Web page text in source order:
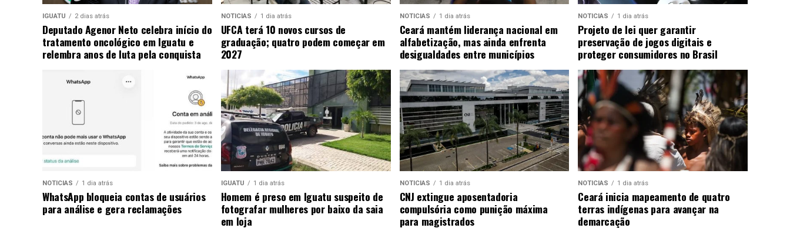
IGUATU 2 dias atrás
Deputado Agenor Neto celebra início do
tratamento oncológico em Iguatu e
relembra anos de luta pela conquista
NOTICIAS 1 dia atrás
UFCA terá 10 novos cursos de
graduação; quatro podem começar em
2027
NOTICIAS 1 dia atrás
Ceará mantém liderança nacional em
alfabetização, mas ainda enfrenta
desigualdades entre municípios
NOTICIAS 1 dia atrás
Projeto de lei quer garantir
preservação de jogos digitais e
proteger consumidores no Brasil
NOTICIAS 1 dia atrás
WhatsApp bloqueia contas de usuários
para análise e gera reclamações
IGUATU 1 dia atrás
Homem é preso em Iguatu suspeito de
fotografar mulheres por baixo da saia
em loja
NOTICIAS 1 dia atrás
CNJ extingue aposentadoria
compulsória como punição máxima
para magistrados
NOTICIAS 1 dia atrás
Ceará inicia mapeamento de quatro
terras indígenas para avançar na
demarcação